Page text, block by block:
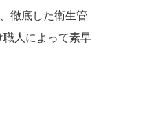
徹底した衛生管
人によって素早